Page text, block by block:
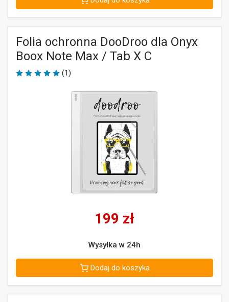
Folia ochronna DooDroo dla Onyx
Boox Note Max / Tab X C
(1)
199 zł
Wysyłka w 24h
Dodaj do koszyka